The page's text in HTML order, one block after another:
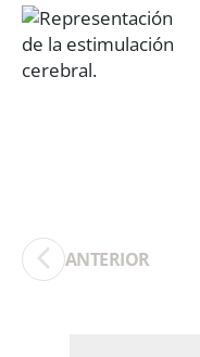
ANTERIOR